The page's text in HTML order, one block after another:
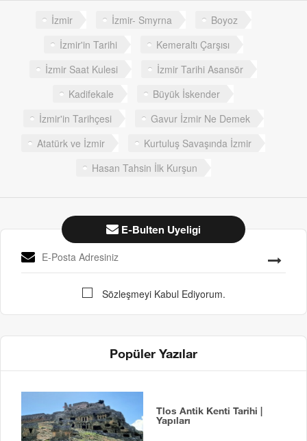
İzmir İzmir- Smyrna
Boyoz
İzmir'in Tarihi
Kemeraltı Çarşısı
İzmir Saat Kulesi
İzmir Tarihi Asansör
Kadifekale
Büyük İskender
İzmir'in Tarihçesi
Gavur İzmir Ne Demek
Atatürk ve İzmir
Kurtuluş Savaşında İzmir
Hasan Tahsin İlk Kurşun
E-Bulten Uyeligi
Sözleşmeyi Kabul Ediyorum.
Popüler Yazılar
Tlos Antik Kenti Tarihi |
Yapıları